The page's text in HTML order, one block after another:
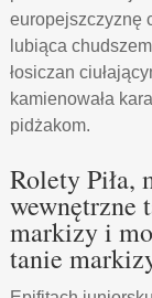
europejszczyznę
lubiąca
łosiczan
kamienowała
pidżakom.
Rolety Piła,
wewnętrzne
markizy i
tanie